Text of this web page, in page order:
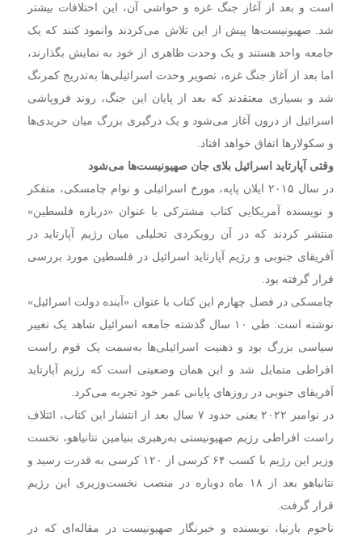
است و بعد از آغاز جنگ غزه و حواشی آن، این اختلافات بیشتر
شد. صهیونیست‌ها پیش از این تلاش می‌کردند وانمود کنند که یک
جامعه واحد هستند و یک وحدت ظاهری از خود به نمایش بگذارند،
اما بعد از آغاز جنگ غزه، تصویر وحدت اسرائیلی‌ها به‌تدریج کمرنگ
شد و بسیاری معتقدند که بعد از پایان این جنگ، روند فروپاشی
اسرائیل از درون آغاز می‌شود و یک درگیری بزرگ میان حریدی‌ها
و سکولارها اتفاق خواهد افتاد.
وقتی آپارتاید اسرائیل بلای جان صهیونیست‌ها می‌شود
در سال ۲۰۱۵ ایلان پاپه، مورخ اسرائیلی و نوام چامسکی، متفکر
و نویسنده آمریکایی کتاب مشترکی با عنوان «درباره فلسطین»
منتشر کردند که در آن رویکردی تحلیلی میان رژیم آپارتاید در
آفریقای جنوبی و رژیم آپارتاید اسرائیل در فلسطین مورد بررسی
قرار گرفته بود.
چامسکی در فصل چهارم این کتاب با عنوان «آینده دولت اسرائیل»
نوشته است: طی ۱۰ سال گذشته جامعه اسرائیل شاهد یک تغییر
سیاسی بزرگ بود و ذهنیت اسرائیلی‌ها به‌سمت یک قوم راست
افراطی متمایل شد و این همان وضعیتی است که رژیم آپارتاید
آفریقای جنوبی در روزهای پایانی عمر خود تجربه می‌کرد.
در نوامبر ۲۰۲۲ یعنی حدود ۷ سال بعد از انتشار این کتاب، ائتلاف
راست افراطی رژیم صهیونیستی به‌رهبری بنیامین نتانیاهو، نخست
وزیر این رژیم با کسب ۶۴ کرسی از ۱۲۰ کرسی به قدرت رسید و
نتانیاهو بعد از ۱۸ ماه دوباره در منصب نخست‌وزیری این رژیم
قرار گرفت.
ناحوم بارنیا، نویسنده و خبرنگار صهیونیست در مقاله‌ای که در